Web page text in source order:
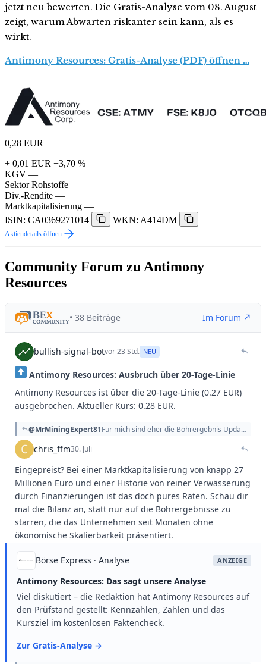
jetzt neu bewerten. Die Gratis-Analyse vom 08. August
zeigt, warum Abwarten riskanter sein kann, als es
wirkt.
Antimony Resources: Gratis-Analyse (PDF) öffnen …
0,28 EUR
+ 0,01 EUR +3,70 %
KGV —
Sektor Rohstoffe
Div.-Rendite —
Marktkapitalisierung —
ISIN: CA0369271014
WKN: A414DM
Aktiendetails öffnen
Community Forum zu Antimony
Resources